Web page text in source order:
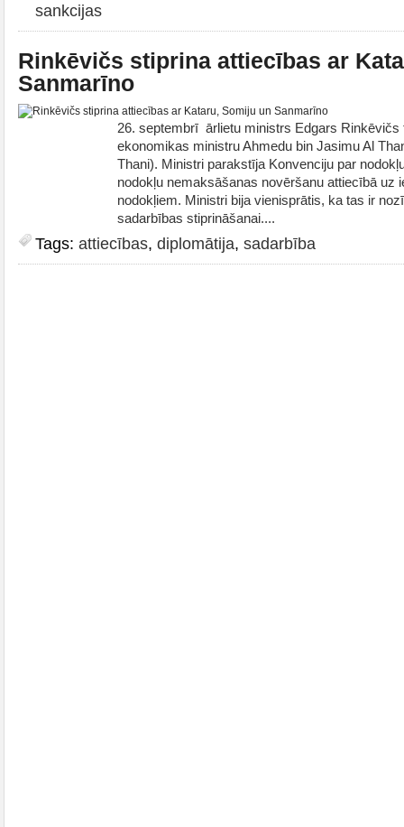
sankcijas
Rinkēvičs stiprina attiecības ar
Sanmarīno
26. septembrī ārlietu ministrs Edgars Rinkēvičs
ekonomikas ministru Ahmedu bin Jasimu Al
Thani). Ministri parakstīja Konvenciju par
nodokļu nemaksāšanas novēršanu attiecībā uz
nodokļiem. Ministri bija vienisprātis, ka tas ir
sadarbības stiprināšanai....
Tags: attiecības, diplomātija, sadarbība